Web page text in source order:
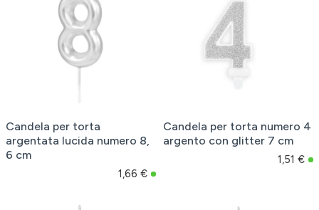
Candela per torta
argentata lucida numero 8,
6 cm
1,66 €
Candela per torta numero 4
argento con glitter 7 cm
1,51 €